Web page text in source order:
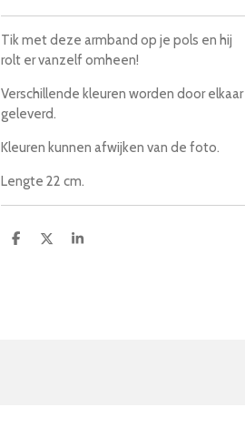
Tik met deze armband op je pols en hij
rolt er vanzelf omheen!
Verschillende kleuren worden door elkaar
geleverd.
Kleuren kunnen afwijken van de foto.
Lengte 22 cm.
D
D
S